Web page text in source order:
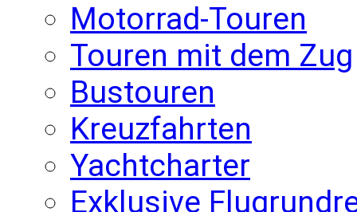
Motorrad-Touren
Touren mit dem Zug
Bustouren
Kreuzfahrten
Yachtcharter
Exklusive